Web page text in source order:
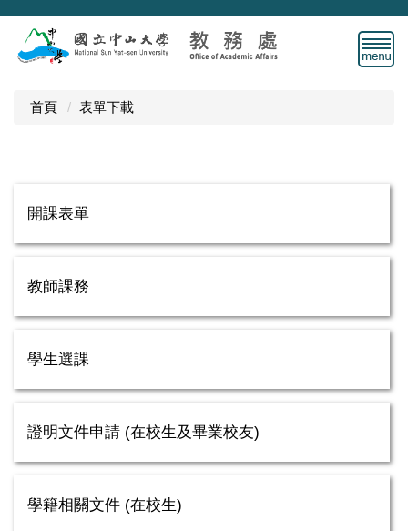
跳
主
首頁 表單下載
開課表單
教師課務
學生選課
證明文件申請 (在校生及畢業校友)
學籍相關文件 (在校生)